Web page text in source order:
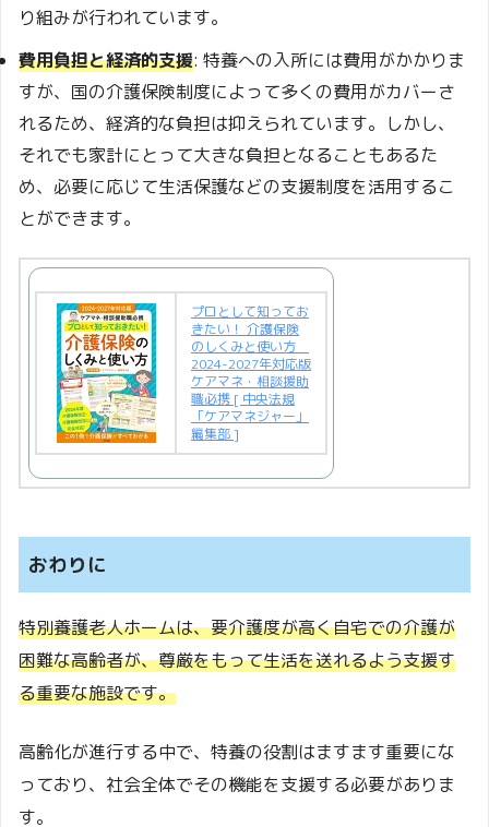
り組みが行われています。
費用負担と経済的支援: 特養への入所には費用がかかりま
すが、国の介護保険制度によって多くの費用がカバーさ
れるため、経済的な負担は抑えられています。しかし、
それでも家計にとって大きな負担となることもあるた
め、必要に応じて生活保護などの支援制度を活用するこ
とができます。
プロとして知ってお
きたい！ 介護保険
のしくみと使い方
2024-2027年対応版
ケアマネ・相談援助
職必携 [ 中央法規
「ケアマネジャー」
編集部 ]
おわりに
特別養護老人ホームは、要介護度が高く自宅での介護が
困難な高齢者が、尊厳をもって生活を送れるよう支援す
る重要な施設です。
高齢化が進行する中で、特養の役割はますます重要にな
っており、社会全体でその機能を支援する必要がありま
す。